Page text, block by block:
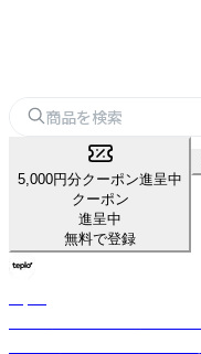
5,000円分クーポン進呈中
クーポン
進呈中
無料で登録